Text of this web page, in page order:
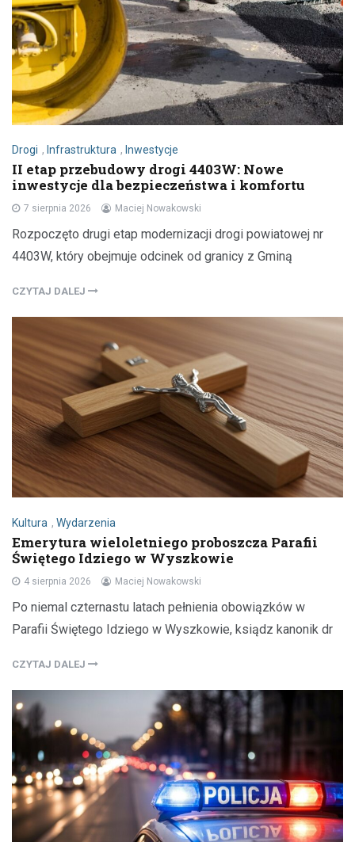
Drogi , Infrastruktura , Inwestycje
II etap przebudowy drogi 4403W: Nowe
inwestycje dla bezpieczeństwa i komfortu
7 sierpnia 2026 Maciej Nowakowski
Rozpoczęto drugi etap modernizacji drogi powiatowej nr
4403W, który obejmuje odcinek od granicy z Gminą
CZYTAJ DALEJ
Kultura , Wydarzenia
Emerytura wieloletniego proboszcza Parafii
Świętego Idziego w Wyszkowie
4 sierpnia 2026 Maciej Nowakowski
Po niemal czternastu latach pełnienia obowiązków w
Parafii Świętego Idziego w Wyszkowie, ksiądz kanonik dr
CZYTAJ DALEJ